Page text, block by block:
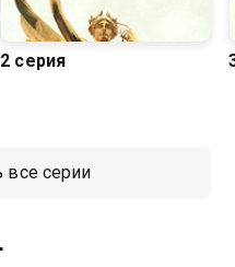
2 серия
все серии